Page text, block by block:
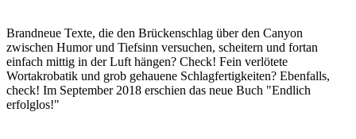
Brandneue Texte, die den Brückenschlag über den Canyon
zwischen Humor und Tiefsinn versuchen, scheitern und fortan
einfach mittig in der Luft hängen? Check! Fein verlötete
Wortakrobatik und grob gehauene Schlagfertigkeiten? Ebenfalls,
check! Im September 2018 erschien das neue Buch "Endlich
erfolglos!"